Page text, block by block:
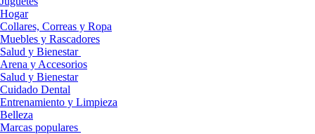
Hogar
Collares, Correas y Ropa
Muebles y Rascadores
Salud y Bienestar
Arena y Accesorios
Salud y Bienestar
Cuidado Dental
Entrenamiento y Limpieza
Belleza
Marcas populares